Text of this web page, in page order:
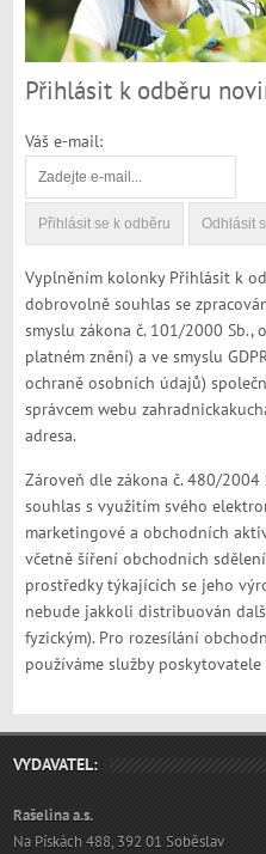
Přihlásit k odběru
Váš e-mail:
Vyplněním kolonky Přihlásit k
dobrovolně souhlas se
smyslu zákona č. 101/2000 Sb.,
platném znění) a ve smyslu
ochraně osobních údajů)
správcem webu
adresa.
Zároveň dle zákona č. 480/
souhlas s využitím svého
marketingové a obchodních
včetně šíření obchodních
prostředky týkajících se jeho
nebude jakkoli distribuován
fyzickým). Pro rozesílání
používáme služby
VYDAVATEL:
Rašelina a.s.
Na Pískách 488, 392 01 Soběslav